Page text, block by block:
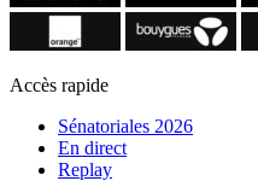
Accès rapide
Sénatoriales 2026
En direct
Replay